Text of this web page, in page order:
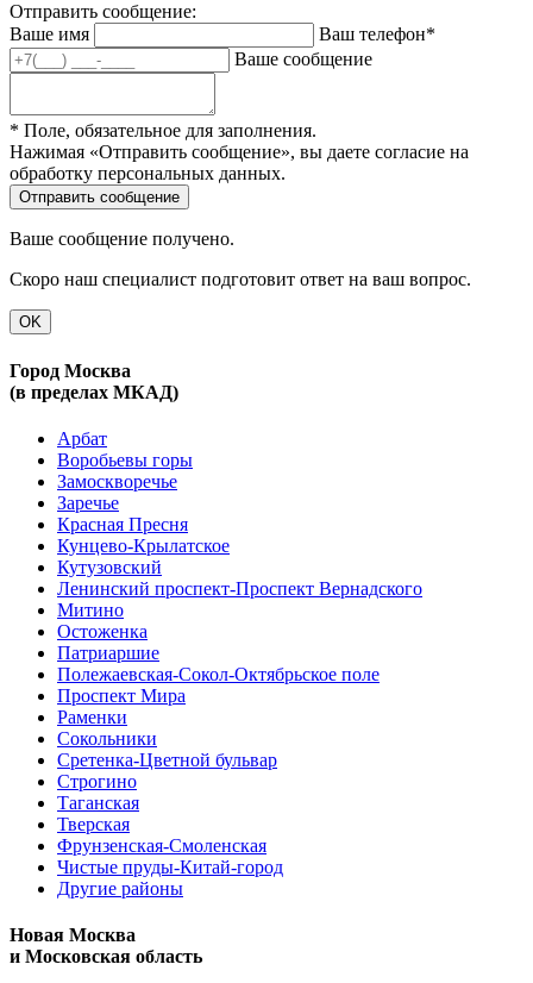
Отправить сообщение:
Ваше имя
Ваш телефон*
Ваше сообщение
* Поле, обязательное для заполнения.
Нажимая «Отправить сообщение», вы даете согласие на
обработку персональных данных.
Ваше сообщение получено.
Скоро наш специалист подготовит ответ на ваш вопрос.
OK
Город Москва
(в пределах МКАД)
Арбат
Воробьевы горы
Замоскворечье
Заречье
Красная Пресня
Кунцево-Крылатское
Кутузовский
Ленинский проспект-Проспект Вернадского
Митино
Остоженка
Патриаршие
Полежаевская-Сокол-Октябрьское поле
Проспект Мира
Раменки
Сокольники
Сретенка-Цветной бульвар
Строгино
Таганская
Тверская
Фрунзенская-Смоленская
Чистые пруды-Китай-город
Другие районы
Новая Москва
и Московская область